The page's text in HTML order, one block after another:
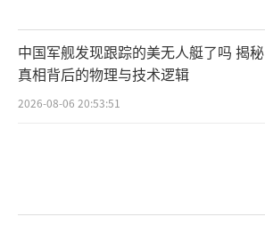
中国军舰发现跟踪的美无人艇了吗 揭秘
真相背后的物理与技术逻辑
2026-08-06 20:53:51